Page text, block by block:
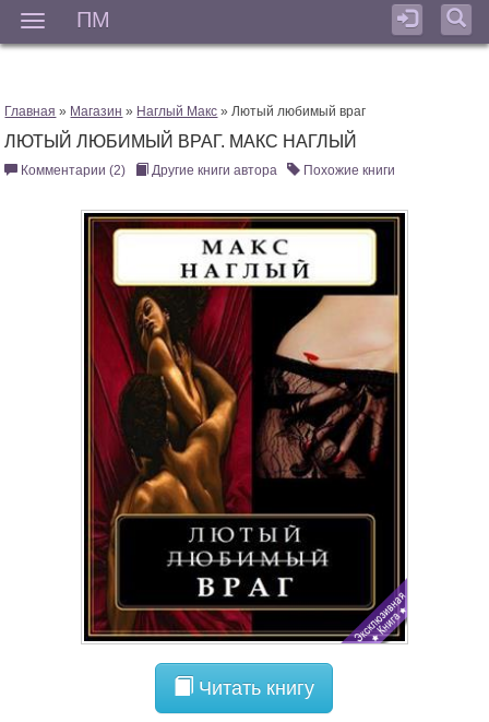
ПМ
Главная » Магазин » Наглый Макс » Лютый любимый враг
ЛЮТЫЙ ЛЮБИМЫЙ ВРАГ. МАКС НАГЛЫЙ
Комментарии (2) Другие книги автора Похожие книги
Читать книгу